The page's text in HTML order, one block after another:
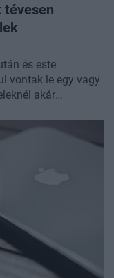
tévesen
és este
vontak le egy vagy
akár
a kártyákat,
azonban egyes
hány
esete különösen
az Apple-nél
újabb